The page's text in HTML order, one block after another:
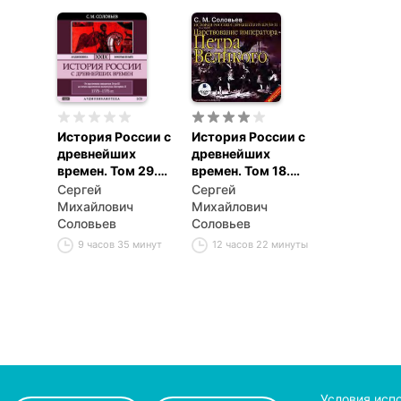
Алексеевича.
1682–1703 гг.
История России с
древнейших
времен. Том 29.
ЦАРСТВОВАНИЕ
ИМПЕРАТРИЦЫ
ЕКАТЕРИНЫ II
АЛЕКСЕЕВНЫ.
1773–1775
Сергей
Михайлович
Соловьев
9 часов 35 минут
История России с
древнейших
времен. Том 18.
Царствование
императора
Петра Великого
Сергей
Михайлович
Соловьев
12 часов 22 минуты